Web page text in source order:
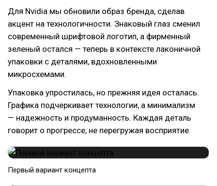
Для Nvidia мы обновили образ бренда, сделав
акцент на технологичности. Знаковый глаз сменил
современный шрифтовой логотип, а фирменный
зеленый остался — теперь в контексте лаконичной
упаковки с деталями, вдохновленными
микросхемами.
Упаковка упростилась, но прежняя идея осталась.
Графика подчеркивает технологии, а минимализм
— надежность и продуманность. Каждая деталь
говорит о прогрессе, не перегружая восприятие.
Первый вариант концепта